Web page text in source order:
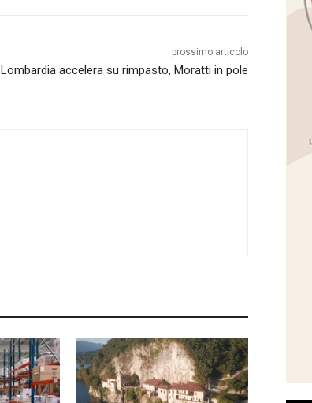
prossimo articolo
Lombardia accelera su rimpasto, Moratti in pole